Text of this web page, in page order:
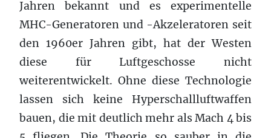
Jahren bekannt und es experimentelle
MHC-Generatoren und -Akzeleratoren seit
den 1960er Jahren gibt, hat der Westen
diese für Luftgeschosse nicht
weiterentwickelt. Ohne diese Technologie
lassen sich keine Hyperschallluftwaffen
bauen, die mit deutlich mehr als Mach 4 bis